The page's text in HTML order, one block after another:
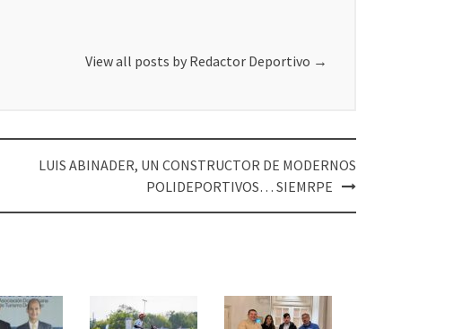
View all posts by Redactor Deportivo →
LUIS ABINADER, UN CONSTRUCTOR DE MODERNOS
POLIDEPORTIVOS… SIEMRPE